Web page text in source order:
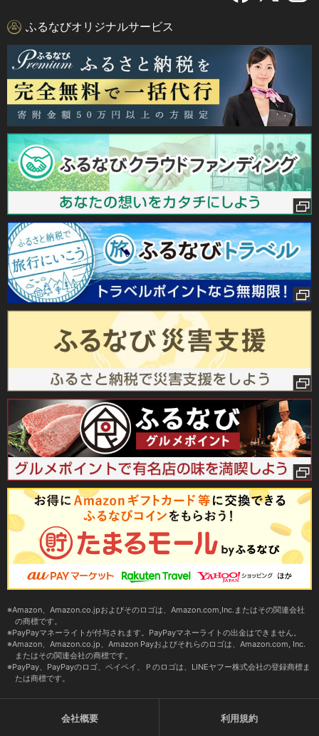
ふるなびオリジナルサービス
Amazon、Amazon.co.jpおよびそのロゴは、Amazon.com,Inc.またはその関連会社
の商標です。
PayPayマネーライトが付与されます。PayPayマネーライトの出金はできません。
Amazon、Amazon.co.jp、Amazon Payおよびそれらのロゴは、Amazon.com, Inc.
またはその関連会社の商標です。
PayPay、PayPayのロゴ、ペイペイ、Ｐのロゴは、LINEヤフー株式会社の登録商標ま
たは商標です。
会社概要 利用規約